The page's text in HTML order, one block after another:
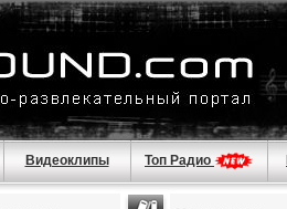
Видеоклипы Топ Радио